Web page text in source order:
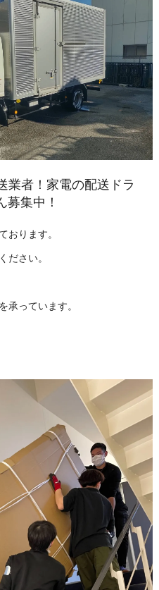
業者！家電の配送ドラ
集中！
おります。
ださい。
承っています。